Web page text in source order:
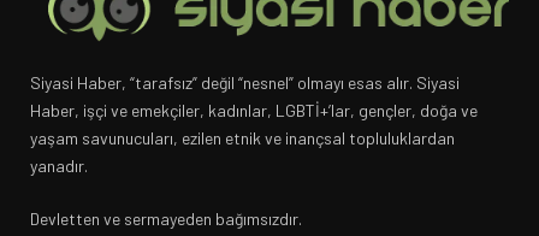
Siyasi Haber, “tarafsız” değil “nesnel” olmayı esas alır. Siyasi
Haber, işçi ve emekçiler, kadınlar, LGBTİ+’lar, gençler, doğa ve
yaşam savunucuları, ezilen etnik ve inançsal topluluklardan
yanadır.
Devletten ve sermayeden bağımsızdır.